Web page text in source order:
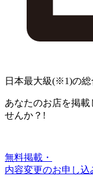
日本最大級(※1)の総
あなたのお店を掲載
せんか？!
無料掲載・
内容変更のお申し込